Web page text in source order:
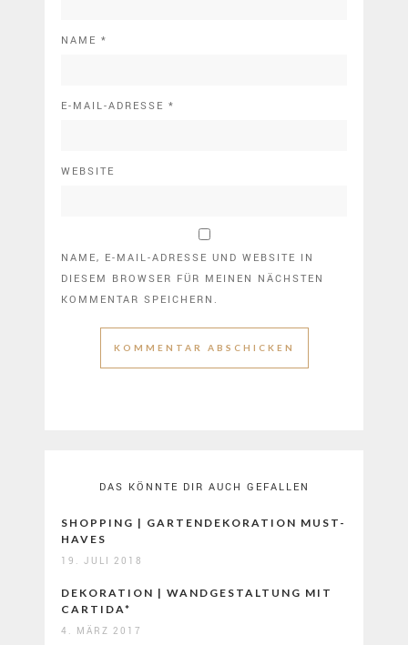
NAME *
E-MAIL-ADRESSE *
WEBSITE
NAME, E-MAIL-ADRESSE UND WEBSITE IN
DIESEM BROWSER FÜR MEINEN NÄCHSTEN
KOMMENTAR SPEICHERN.
DAS KÖNNTE DIR AUCH GEFALLEN
SHOPPING | GARTENDEKORATION MUST-
HAVES
19. JULI 2018
DEKORATION | WANDGESTALTUNG MIT
CARTIDA*
4. MÄRZ 2017